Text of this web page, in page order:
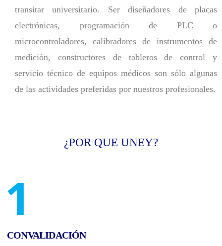
transitar universitario. Ser diseñadores de placas
electrónicas, programación de PLC o
microcontroladores, calibradores de instrumentos de
medición, constructores de tableros de control y
servicio técnico de equipos médicos son sólo algunas
de las actividades preferidas por nuestros profesionales.
¿POR QUE UNEY?
1
CONVALIDACIÓN